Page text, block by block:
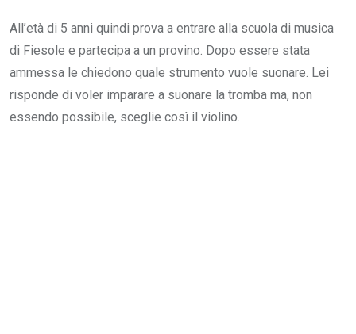
All’età di 5 anni quindi prova a entrare alla scuola di musica
di Fiesole e partecipa a un provino. Dopo essere stata
ammessa le chiedono quale strumento vuole suonare. Lei
risponde di voler imparare a suonare la tromba ma, non
essendo possibile, sceglie così il violino.